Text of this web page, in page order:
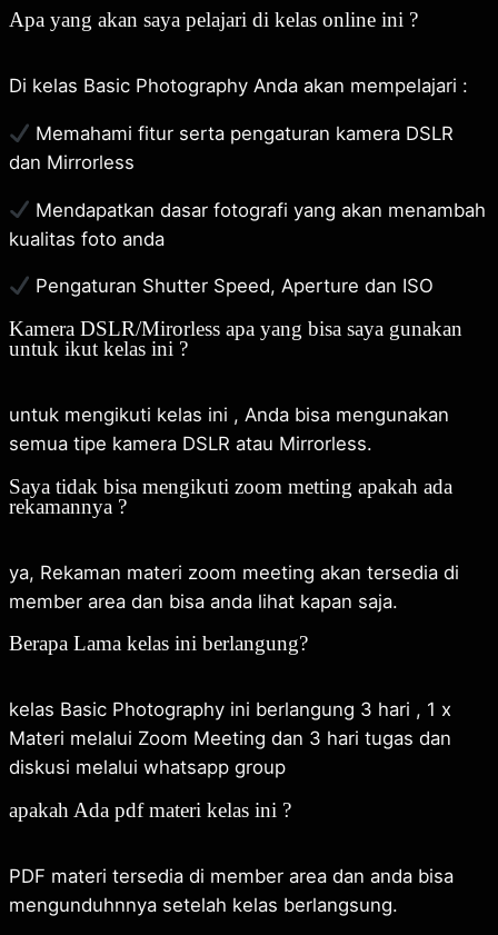
Apa yang akan saya pelajari di kelas online ini ?
Di kelas Basic Photography Anda akan mempelajari :
Memahami fitur serta pengaturan kamera DSLR
dan Mirrorless
Mendapatkan dasar fotografi yang akan menambah
kualitas foto anda
Pengaturan Shutter Speed, Aperture dan ISO
Kamera DSLR/Mirorless apa yang bisa saya gunakan
untuk ikut kelas ini ?
untuk mengikuti kelas ini , Anda bisa mengunakan
semua tipe kamera DSLR atau Mirrorless.
Saya tidak bisa mengikuti zoom metting apakah ada
rekamannya ?
ya, Rekaman materi zoom meeting akan tersedia di
member area dan bisa anda lihat kapan saja.
Berapa Lama kelas ini berlangung?
kelas Basic Photography ini berlangung 3 hari , 1 x
Materi melalui Zoom Meeting dan 3 hari tugas dan
diskusi melalui whatsapp group
apakah Ada pdf materi kelas ini ?
PDF materi tersedia di member area dan anda bisa
mengunduhnnya setelah kelas berlangsung.